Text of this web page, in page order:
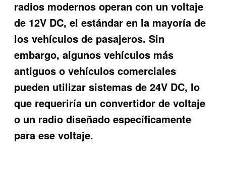
radios modernos operan con un voltaje
de 12V DC, el estándar en la mayoría de
los vehículos de pasajeros. Sin
embargo, algunos vehículos más
antiguos o vehículos comerciales
pueden utilizar sistemas de 24V DC, lo
que requeriría un convertidor de voltaje
o un radio diseñado específicamente
para ese voltaje.